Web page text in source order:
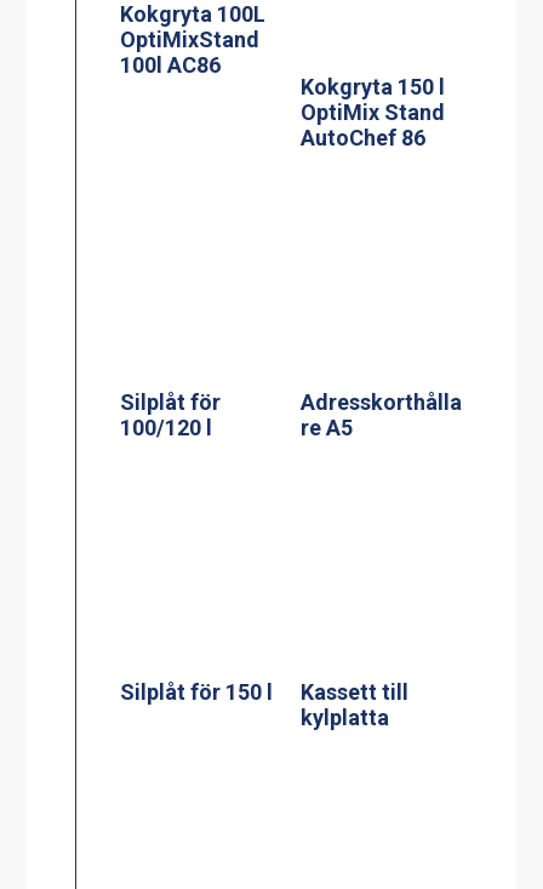
Kokgryta 100L
OptiMixStand
100l AC86
Kassett till
kylplatta